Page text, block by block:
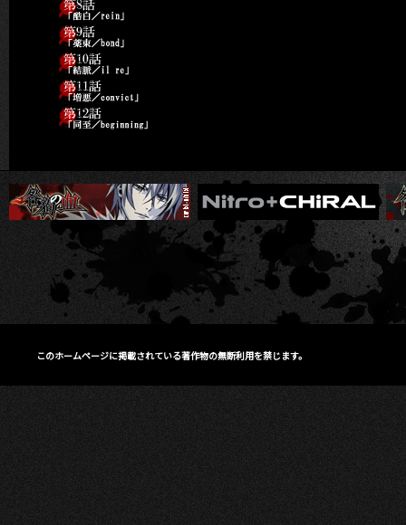
このホームページに掲載されている著作物の無断利用を禁じます。